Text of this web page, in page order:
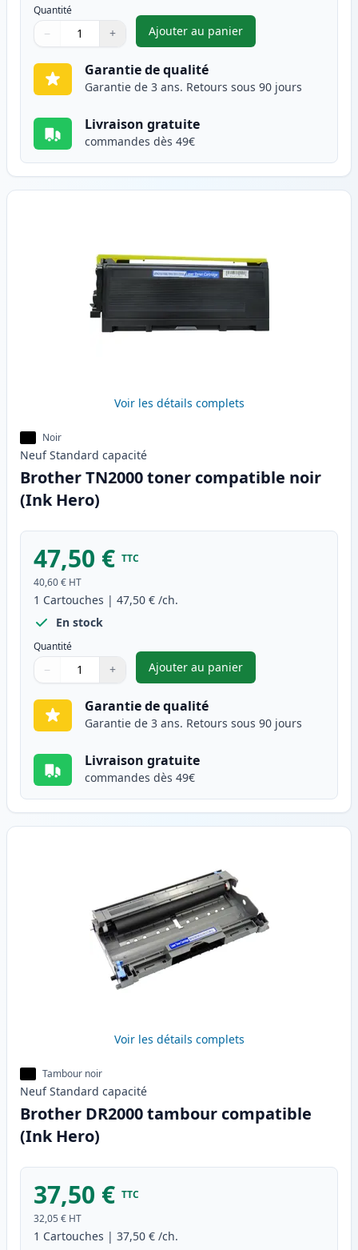
Quantité
Quantité
Utilisez les boutons pour ajuster
− +
Quantité
Ajouter au panier
,Pack de 2 Brother TN2000
Garantie de qualité
Garantie de 3 ans. Retours sous 90 jours
Livraison gratuite
commandes dès 49€
Voir les détails complets
Noir
Neuf Standard capacité
Brother TN2000 toner compatible noir
(Ink Hero)
47,50 € TTC
40,60 € HT
1 Cartouches | 47,50 € /ch.
En stock
Quantité
Quantité
Utilisez les boutons pour ajuster
− +
Quantité
Ajouter au panier
,Brother TN2000 toner
Garantie de qualité
Garantie de 3 ans. Retours sous 90 jours
Livraison gratuite
commandes dès 49€
Voir les détails complets
Tambour noir
Neuf Standard capacité
Brother DR2000 tambour compatible
(Ink Hero)
37,50 € TTC
32,05 € HT
1 Cartouches | 37,50 € /ch.